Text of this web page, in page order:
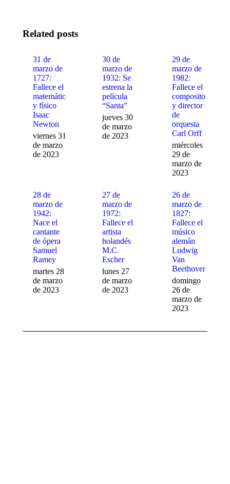
Related posts
31 de
marzo de
1727:
Fallece el
matemático
y físico
Isaac
Newton
viernes 31
de marzo
de 2023
30 de
marzo de
1932: Se
estrena la
película
“Santa”
jueves 30
de marzo
de 2023
29 de
marzo de
1982:
Fallece el
compositor
y director
de
orquesta
Carl Orff
miércoles
29 de
marzo de
2023
28 de
marzo de
1942:
Nace el
cantante
de ópera
Samuel
Ramey
martes 28
de marzo
de 2023
27 de
marzo de
1972:
Fallece el
artista
holandés
M.C.
Escher
lunes 27
de marzo
de 2023
26 de
marzo de
1827:
Fallece el
músico
alemán
Ludwig
Van
Beethoven
domingo
26 de
marzo de
2023